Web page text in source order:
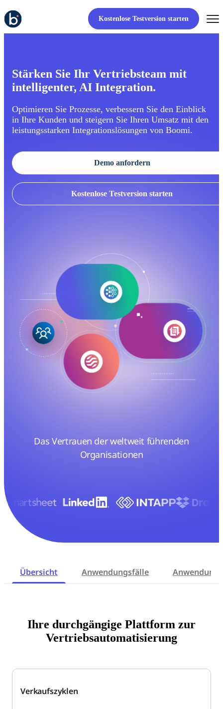
Kostenlose Testversion starten
Stärken Sie Ihr Vertriebsteam mit
intelligenter, AI Integration.
Optimieren Sie Prozesse, verbessern Sie den Einblick
in Ihre Kunden und steigern Sie Ihren Umsatz mit den
leistungsstarken Integrationslösungen von Boomi.
Demo anfordern
Kostenlose Testversion starten
Das Vertrauen der weltweit führenden
Organisationen
Übersicht Anwendungsfälle
Ihre durchgängige Plattform zur
Vertriebsautomatisierung
Verkaufszyklen